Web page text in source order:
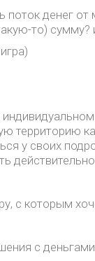
поток денег
то) сумму?
территорию
у своих
с которым
с